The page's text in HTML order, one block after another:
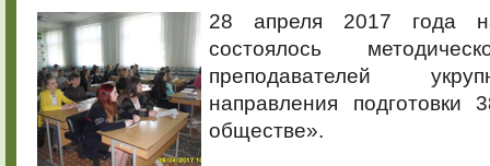
28 апреля 2017 года
состоялось
преподавателей
направления подготовки
обществе».